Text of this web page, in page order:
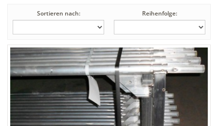
Sortieren nach: Reihenfolge: